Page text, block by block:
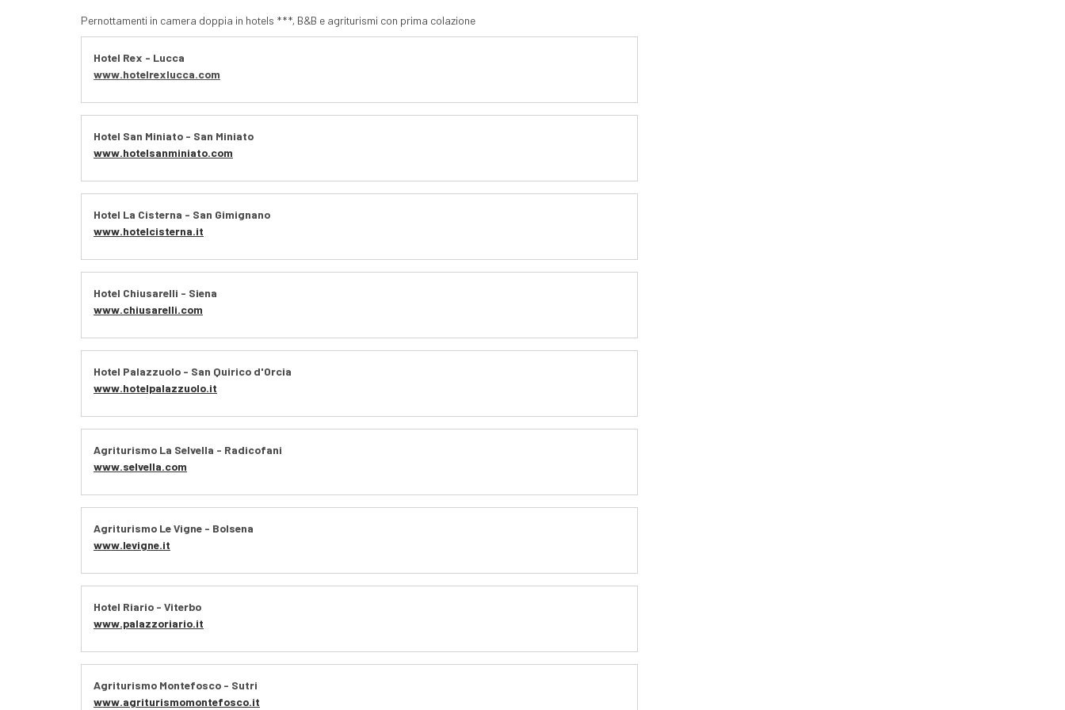
Pernottamenti in camera doppia in hotels ***, B&B e agriturismi con prima colazione
Hotel Rex - Lucca
www.hotelrexlucca.com
Hotel San Miniato - San Miniato
www.hotelsanminiato.com
Hotel La Cisterna - San Gimignano
www.hotelcisterna.it
Hotel Chiusarelli - Siena
www.chiusarelli.com
Hotel Palazzuolo - San Quirico d'Orcia
www.hotelpalazzuolo.it
Agriturismo La Selvella - Radicofani
www.selvella.com
Agriturismo Le Vigne - Bolsena
www.levigne.it
Hotel Riario - Viterbo
www.palazzoriario.it
Agriturismo Montefosco - Sutri
www.agriturismomontefosco.it